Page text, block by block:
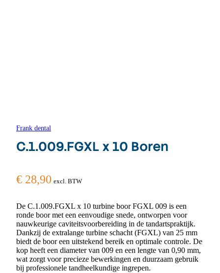
Frank dental
C.1.009.FGXL x 10 Boren
€ 28,90 excl. BTW
De C.1.009.FGXL x 10 turbine boor FGXL 009 is een
ronde boor met een eenvoudige snede, ontworpen voor
nauwkeurige caviteitsvoorbereiding in de tandartspraktijk.
Dankzij de extralange turbine schacht (FGXL) van 25 mm
biedt de boor een uitstekend bereik en optimale controle. De
kop heeft een diameter van 009 en een lengte van 0,90 mm,
wat zorgt voor precieze bewerkingen en duurzaam gebruik
bij professionele tandheelkundige ingrepen.